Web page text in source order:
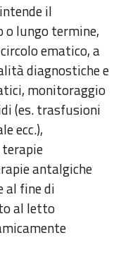
il
o lungo termine,
ematico, a
diagnostiche e
monitoraggio
(es. trasfusioni
ecc.),
antalgiche
al fine di
al letto